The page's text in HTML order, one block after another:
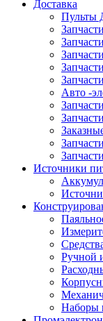
Доставка
Пульты
Авто -
Источники
Ручной
Наборы